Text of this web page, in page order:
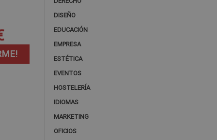
DISEÑO
EDUCACIÓN
EMPRESA
ESTÉTICA
EVENTOS
HOSTELERÍA
IDIOMAS
MARKETING
OFICIOS